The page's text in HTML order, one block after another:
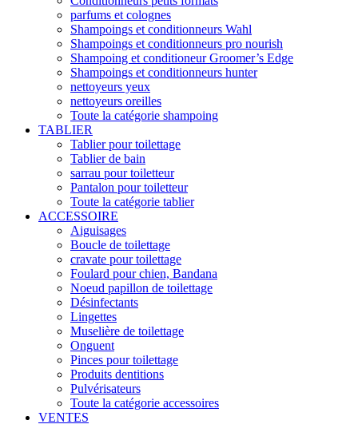
parfums et colognes
Shampoings et conditionneurs Wahl
Shampoings et conditionneurs pro nourish
Shampoing et conditioneur Groomer’s Edge
Shampoings et conditionneurs hunter
nettoyeurs yeux
nettoyeurs oreilles
Toute la catégorie shampoing
TABLIER
Tablier pour toilettage
Tablier de bain
sarrau pour toiletteur
Pantalon pour toiletteur
Toute la catégorie tablier
ACCESSOIRE
Aiguisages
Boucle de toilettage
cravate pour toilettage
Foulard pour chien, Bandana
Noeud papillon de toilettage
Désinfectants
Lingettes
Muselière de toilettage
Onguent
Pinces pour toilettage
Produits dentitions
Pulvérisateurs
Toute la catégorie accessoires
VENTES